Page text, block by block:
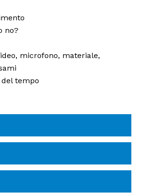
no?
microfono, materiale,
del tempo